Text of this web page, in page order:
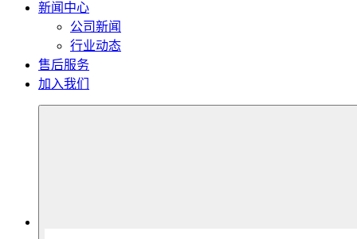
新闻中心
公司新闻
行业动态
售后服务
加入我们